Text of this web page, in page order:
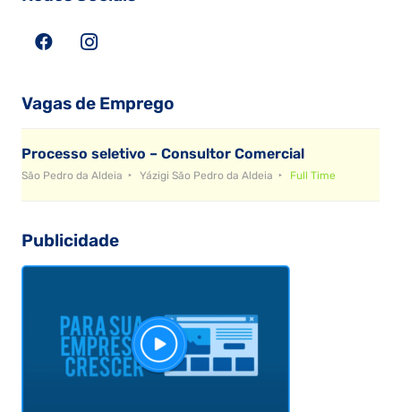
Vagas de Emprego
Processo seletivo – Consultor Comercial
São Pedro da Aldeia Yázigi São Pedro da Aldeia Full Time
Publicidade